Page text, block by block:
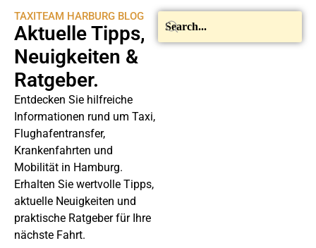
TAXITEAM HARBURG BLOG
Aktuelle Tipps,
Neuigkeiten &
Ratgeber.
Entdecken Sie hilfreiche
Informationen rund um Taxi,
Flughafentransfer,
Krankenfahrten und
Mobilität in Hamburg.
Erhalten Sie wertvolle Tipps,
aktuelle Neuigkeiten und
praktische Ratgeber für Ihre
nächste Fahrt.